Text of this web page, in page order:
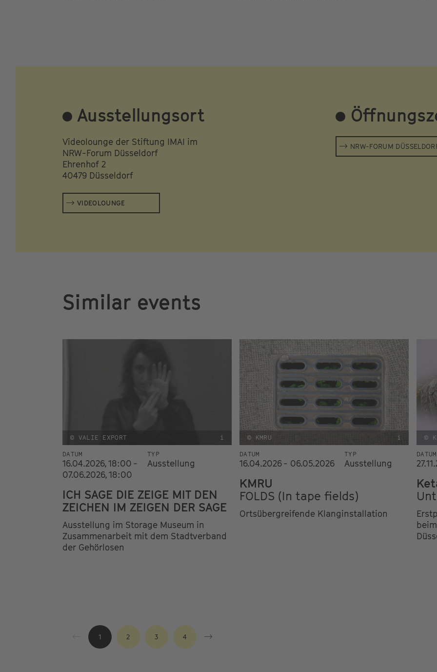
Ausstellungsort
Videolounge der Stiftung IMAI im
NRW-Forum Düsseldorf
Ehrenhof 2
40479 Düsseldorf
VIDEOLOUNGE
NRW-FORUM
Similar events
© VALIE EXPORT i
DATUM
16.04.2026, 18:00 -
07.06.2026, 18:00
TYP
Ausstellung
ICH SAGE DIE ZEIGE MIT DEN
ZEICHEN IM ZEIGEN DER SAGE
Ausstellung im Storage Museum in
Zusammenarbeit mit dem Stadtverband
der Gehörlosen
© KMRU i
DATUM
16.04.2026 - 06.05.2026
TYP
Ausstellung
KMRU
FOLDS (In tape fields)
Ortsübergreifende Klanginstallation
©
DATUM
1 2 3 4